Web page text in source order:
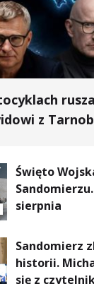
z
Święto
sierpnia
Sandomierz
historii.
się z